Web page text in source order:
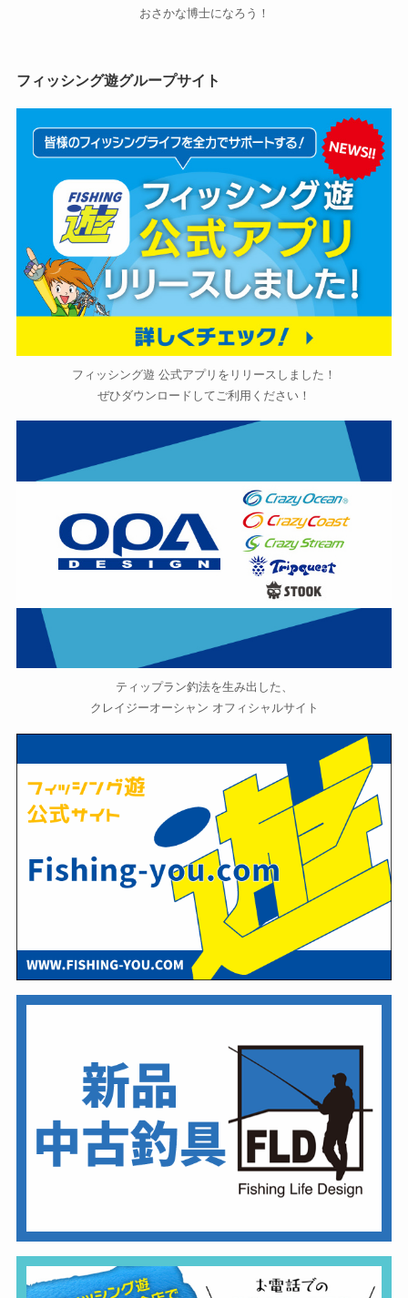
おさかな博士になろう！
フィッシング遊グループサイト
フィッシング遊 公式アプリをリリースしました！
ぜひダウンロードしてご利用ください！
ティップラン釣法を生み出した、
クレイジーオーシャン オフィシャルサイト